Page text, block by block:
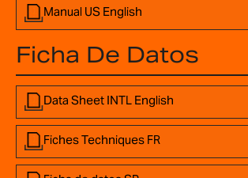
Manual US English
Ficha De Datos
Data Sheet INTL English
Fiches Techniques FR